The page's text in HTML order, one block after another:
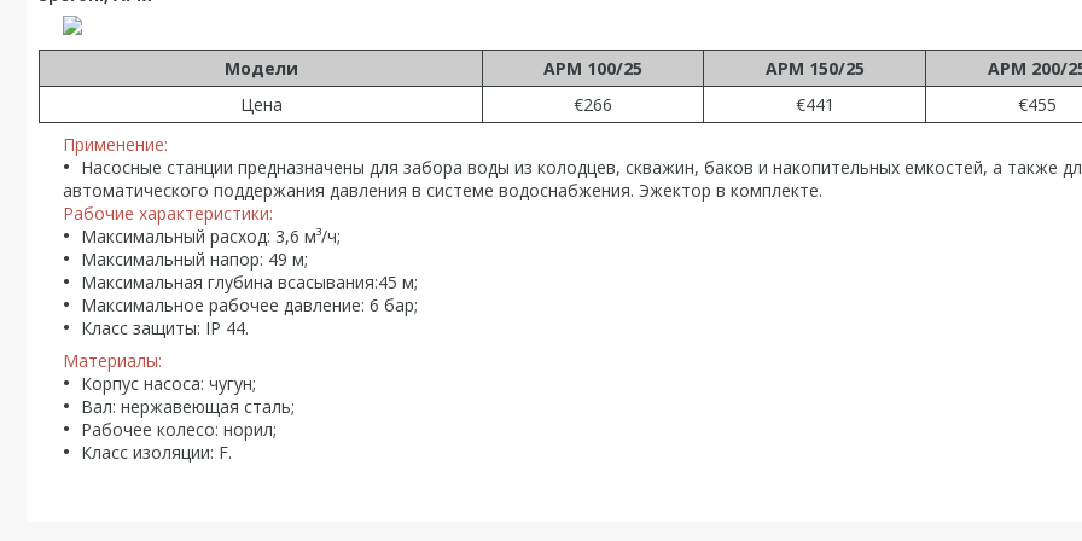
Модели APM 100/25 APM 150/25
APM 200/
Цена
€266 €441
€455
Применение:
Насосные станции предназначены для забора воды из колодцев, скважин, баков и накопительных емкостей, а также
автоматического поддержания давления в системе водоснабжения. Эжектор в комплекте.
Рабочие характеристики:
Максимальный расход: 3,6 м³/ч;
Максимальный напор: 49 м;
Максимальная глубина всасывания:45 м;
Максимальное рабочее давление: 6 бар;
Класс защиты: IP 44.
Материалы:
Корпус насоса: чугун;
Вал: нержавеющая сталь;
Рабочее колесо: норил;
Класс изоляции: F.